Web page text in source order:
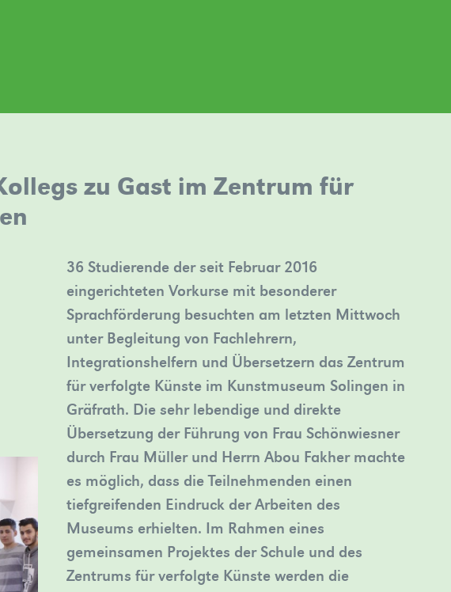
zu Gast im Zentrum für
36 Studierende der seit Februar 2016
eingerichteten Vorkurse mit besonderer
Sprachförderung besuchten am letzten Mittwoch
unter Begleitung von Fachlehrern,
Integrationshelfern und Übersetzern das Zentrum
für verfolgte Künste im Kunstmuseum Solingen in
Gräfrath. Die sehr lebendige und direkte
Übersetzung der Führung von Frau Schönwiesner
durch Frau Müller und Herrn Abou Fakher machte
es möglich, dass die Teilnehmenden einen
tiefgreifenden Eindruck der Arbeiten des
Museums erhielten. Im Rahmen eines
gemeinsamen Projektes der Schule und des
Zentrums für verfolgte Künste werden die